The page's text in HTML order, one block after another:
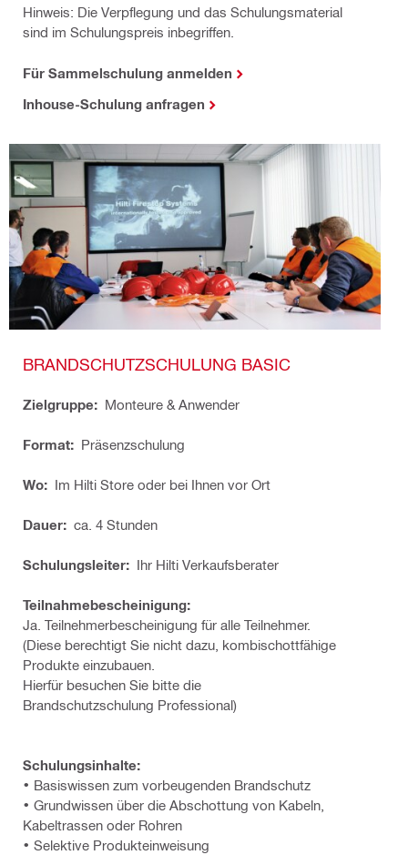
Hinweis: Die Verpflegung und das Schulungsmaterial
sind im Schulungspreis inbegriffen.
Für Sammelschulung anmelden
Inhouse-Schulung anfragen
BRANDSCHUTZSCHULUNG BASIC
Zielgruppe: Monteure & Anwender
Format: Präsenzschulung
Wo: Im Hilti Store oder bei Ihnen vor Ort
Dauer: ca. 4 Stunden
Schulungsleiter: Ihr Hilti Verkaufsberater
Teilnahmebescheinigung:
Ja. Teilnehmerbescheinigung für alle Teilnehmer.
(Diese berechtigt Sie nicht dazu, kombischottfähige
Produkte einzubauen.
Hierfür besuchen Sie bitte die
Brandschutzschulung Professional)
Schulungsinhalte:
• Basiswissen zum vorbeugenden Brandschutz
• Grundwissen über die Abschottung von Kabeln,
Kabeltrassen oder Rohren
• Selektive Produkteinweisung